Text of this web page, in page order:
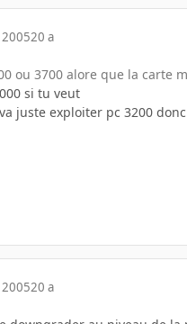
20 a
ou 3700 alore que la carte
si tu veut
juste exploiter pc 3200
20 a